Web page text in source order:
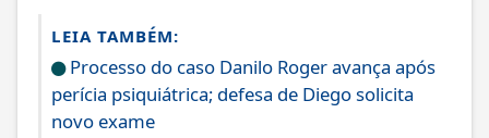
LEIA TAMBÉM:
Processo do caso Danilo Roger avança após
perícia psiquiátrica; defesa de Diego solicita
novo exame